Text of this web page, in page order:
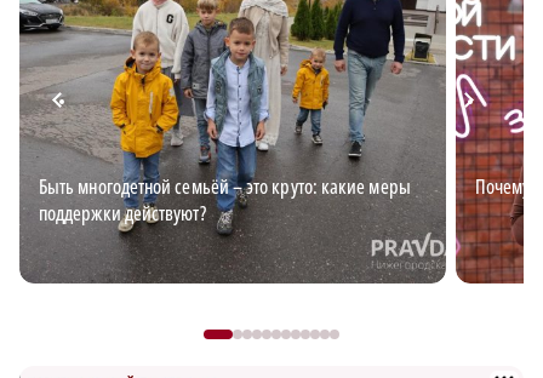
Быть многодетной семьёй – это круто: какие меры
поддержки действуют?
Почему